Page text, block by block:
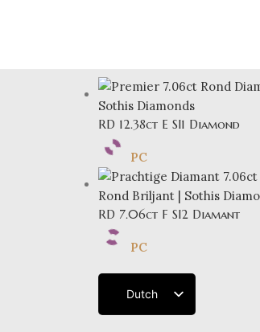
RD 12.38ct E SI1 Diamond
PC
RD 7.06ct F SI2 Diamant
PC
Dutch
English